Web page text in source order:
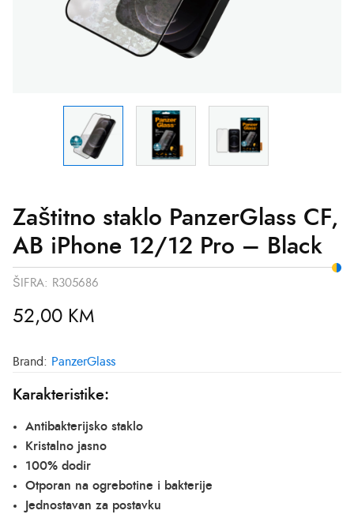
Zaštitno staklo PanzerGlass CF,
AB iPhone 12/12 Pro – Black
ŠIFRA: R305686
52,00 KM
Brand: PanzerGlass
Karakteristike:
Antibakterijsko staklo
Kristalno jasno
100% dodir
Otporan na ogrebotine i bakterije
Jednostavan za postavku